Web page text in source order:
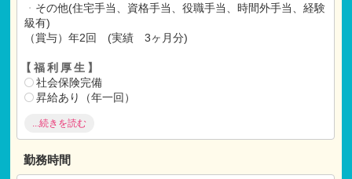
・ その他(住宅手当、資格手当、役職手当、時間外手当、経験
級有)
（賞与）年2回 (実績 3ヶ月分)
【福利厚生】
社会保険完備
昇給あり（年一回）
退職金共済
【各種手当】
...続きを読む
勤務時間